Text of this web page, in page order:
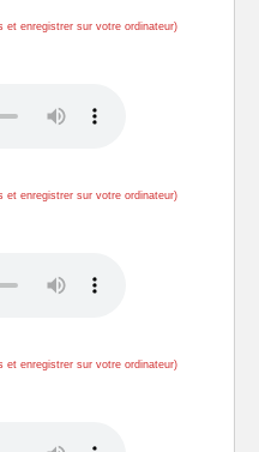
et enregistrer sur votre ordinateur)
et enregistrer sur votre ordinateur)
et enregistrer sur votre ordinateur)